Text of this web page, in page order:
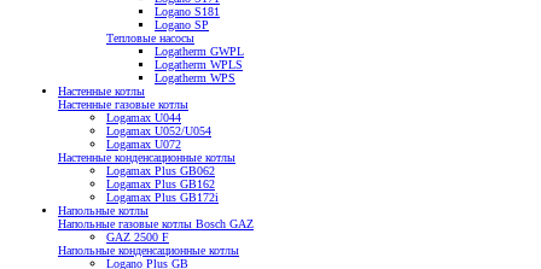
Logano S181
Logano SP
Тепловые насосы
Logatherm GWPL
Logatherm WPLS
Logatherm WPS
Настенные котлы
Настенные газовые котлы
Logamax U044
Logamax U052/U054
Logamax U072
Настенные конденсационные котлы
Logamax Plus GB062
Logamax Plus GB162
Logamax Plus GB172i
Напольные котлы
Напольные газовые котлы Bosch GAZ
GAZ 2500 F
Напольные конденсационные котлы
Logano Plus GB